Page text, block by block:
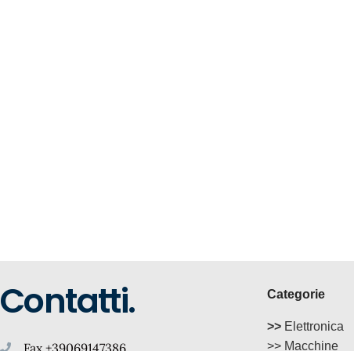
Contatti. Categorie
>>Elettronica
>> Macchine